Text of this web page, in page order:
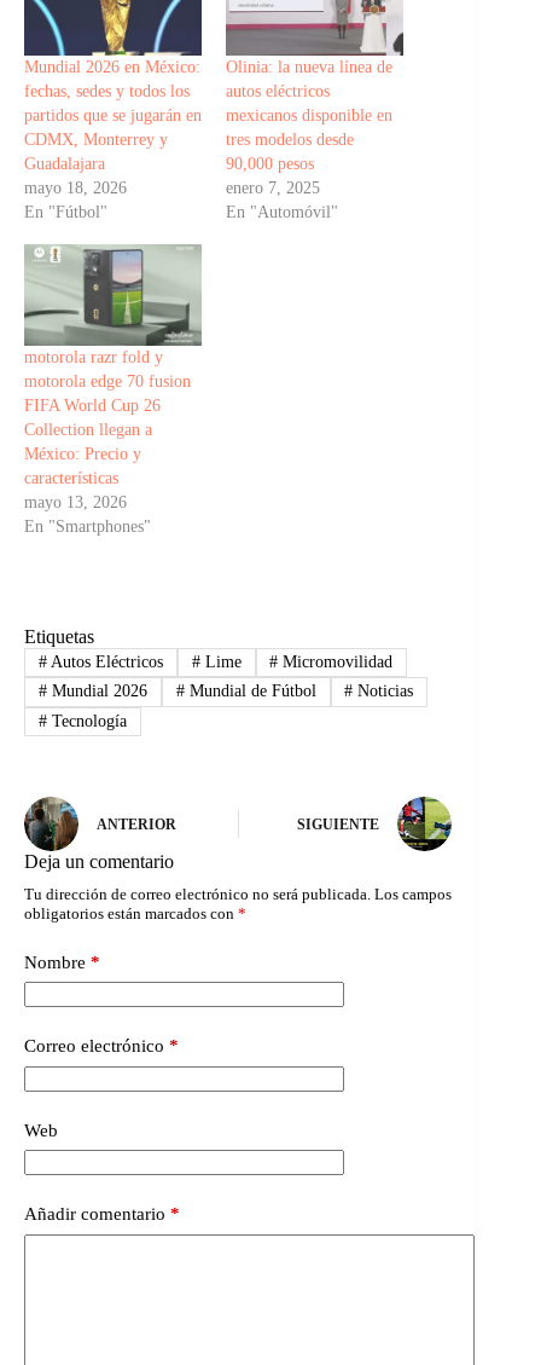
Mundial 2026 en México:
fechas, sedes y todos los
partidos que se jugarán en
CDMX, Monterrey y
Guadalajara
mayo 18, 2026
En "Fútbol"
Olinia: la nueva línea de
autos eléctricos
mexicanos disponible en
tres modelos desde
90,000 pesos
enero 7, 2025
En "Automóvil"
motorola razr fold y
motorola edge 70 fusion
FIFA World Cup 26
Collection llegan a
México: Precio y
características
mayo 13, 2026
En "Smartphones"
Etiquetas
#Autos Eléctricos #Lime # Micromovilidad
#Mundial 2026 #Mundial de Fútbol # Noticias
#Tecnología
ANTERIOR SIGUIENTE
Deja un comentario
Tu dirección de correo electrónico no será publicada. Los campos
obligatorios están marcados con *
Nombre *
Correo electrónico *
Web
Añadir comentario *